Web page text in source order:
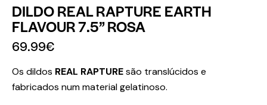
DILDO REAL RAPTURE EARTH
FLAVOUR 7.5” ROSA
69.99€
Os dildos REAL RAPTUREsão translúcidos e
fabricados num material gelatinoso.